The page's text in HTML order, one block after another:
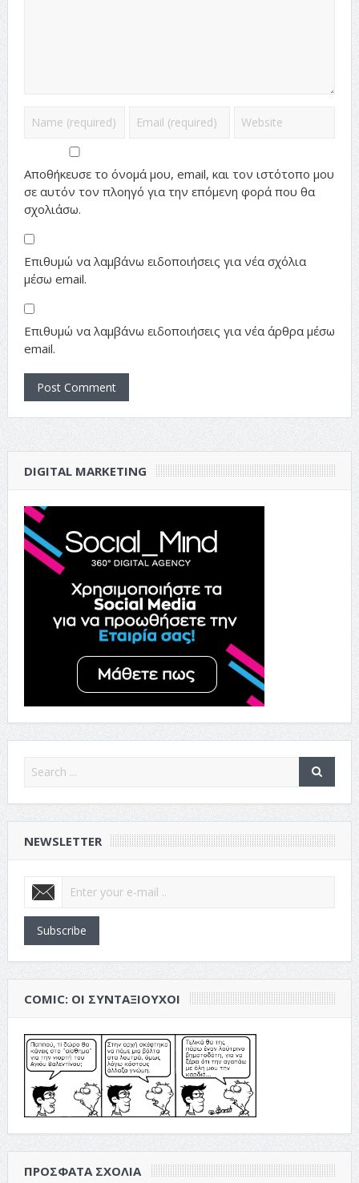
Αποθήκευσε το όνομά μου, email, και τον ιστότοπο μου
σε αυτόν τον πλοηγό για την επόμενη φορά που θα
σχολιάσω.
Επιθυμώ να λαμβάνω ειδοποιήσεις για νέα σχόλια
μέσω email.
Επιθυμώ να λαμβάνω ειδοποιήσεις για νέα άρθρα μέσω
email.
DIGITAL MARKETING
NEWSLETTER
Subscribe
COMIC: ΟΙ ΣΥΝΤΑΞΙΟΎΧΟΙ
ΠΡΌΣΦΑΤΑ ΣΧΌΛΙΑ